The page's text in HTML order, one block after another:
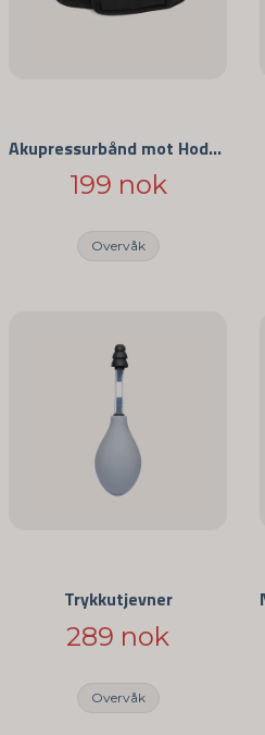
Akupressurbånd mot Hodepine
199 nok
Overvåk
Trykkutjevner
289 nok
Overvåk